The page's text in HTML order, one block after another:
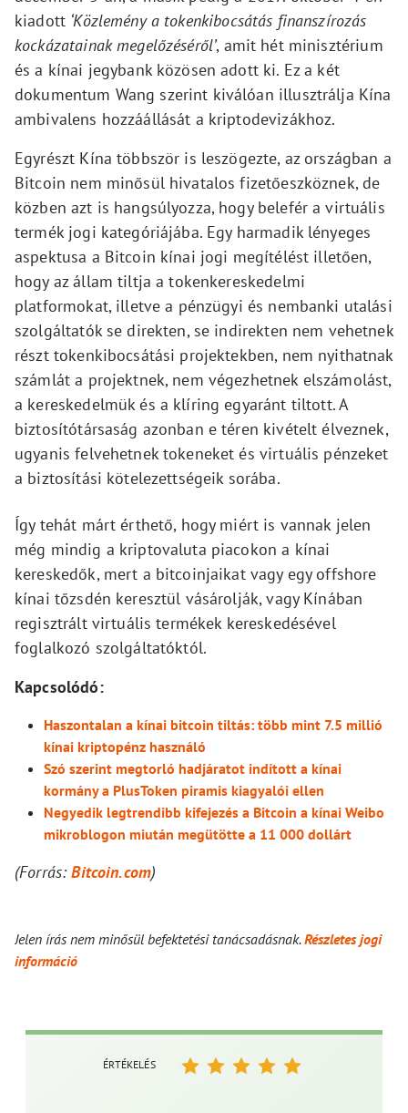
kiadott ‘Közlemény a tokenkibocsátás finanszírozás
kockázatainak megelőzéséről’, amit hét minisztérium
és a kínai jegybank közösen adott ki. Ez a két
dokumentum Wang szerint kiválóan illusztrálja Kína
ambivalens hozzáállását a kriptodevizákhoz.
Egyrészt Kína többször is leszögezte, az országban a
Bitcoin nem minősül hivatalos fizetőeszköznek, de
közben azt is hangsúlyozza, hogy belefér a virtuális
termék jogi kategóriájába. Egy harmadik lényeges
aspektusa a Bitcoin kínai jogi megítélést illetően,
hogy az állam tiltja a tokenkereskedelmi
platformokat, illetve a pénzügyi és nembanki utalási
szolgáltatók se direkten, se indirekten nem vehetnek
részt tokenkibocsátási projektekben, nem nyithatnak
számlát a projektnek, nem végezhetnek elszámolást,
a kereskedelmük és a klíring egyaránt tiltott. A
biztosítótársaság azonban e téren kivételt élveznek,
ugyanis felvehetnek tokeneket és virtuális pénzeket
a biztosítási kötelezettségeik sorába.
Így tehát márt érthető, hogy miért is vannak jelen
még mindig a kriptovaluta piacokon a kínai
kereskedők, mert a bitcoinjaikat vagy egy offshore
kínai tőzsdén keresztül vásárolják, vagy Kínában
regisztrált virtuális termékek kereskedésével
foglalkozó szolgáltatóktól.
Kapcsolódó:
Haszontalan a kínai bitcoin tiltás: több mint 7.5 millió
kínai kriptopénz használó
Szó szerint megtorló hadjáratot indított a kínai
kormány a PlusToken piramis kiagyalói ellen
Negyedik legtrendibb kifejezés a Bitcoin a kínai Weibo
mikroblogon miután megütötte a 11 000 dollárt
(Forrás:Bitcoin.com)
Jelen írás nem minősül befektetési tanácsadásnak.Részletes jogi
információ
ÉRTÉKELÉS